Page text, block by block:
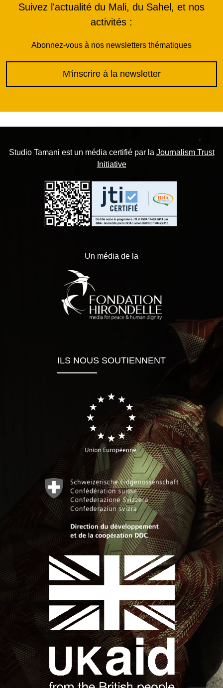
Suivez l'actualité du Mali, du Sahel, et nos
activités :
Abonnez-vous à nos newsletters thématiques
M'inscrire à la newsletter
Studio Tamani est un média certifié par la Journalism Trust
Initiative
Un média de la
ILS NOUS SOUTIENNENT